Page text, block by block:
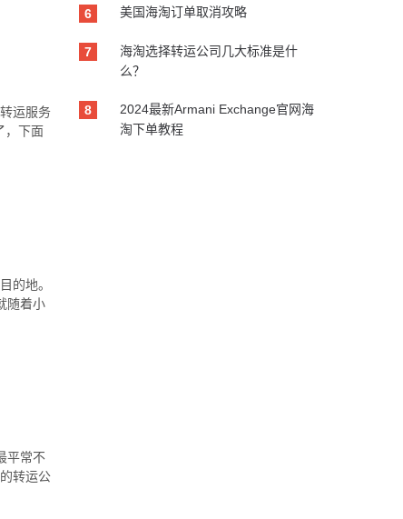
运服务
，下面
的地。
随着小
平常不
转运公
6 美国海淘订单取消攻略
7
海淘选择转运公司几大标准是什
么？
8
2024最新Armani Exchange官网海
淘下单教程